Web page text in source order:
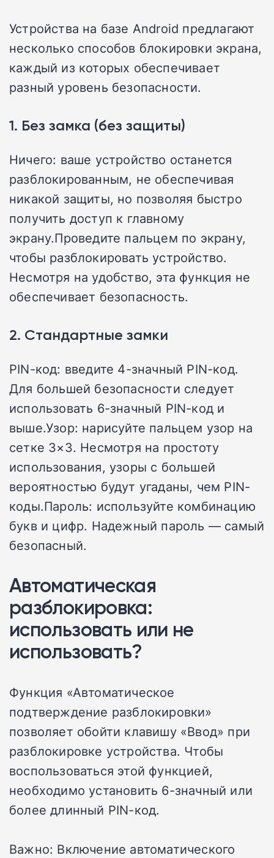
Устройства на базе Android предлагают
несколько способов блокировки экрана,
каждый из которых обеспечивает
разный уровень безопасности.
1. Без замка (без защиты)
Ничего: ваше устройство останется
разблокированным, не обеспечивая
никакой защиты, но позволяя быстро
получить доступ к главному
экрану.Проведите пальцем по экрану,
чтобы разблокировать устройство.
Несмотря на удобство, эта функция не
обеспечивает безопасность.
2. Стандартные замки
PIN-код: введите 4-значный PIN-код.
Для большей безопасности следует
использовать 6-значный PIN-код и
выше.Узор: нарисуйте пальцем узор на
сетке 3×3. Несмотря на простоту
использования, узоры с большей
вероятностью будут угаданы, чем PIN-
коды.Пароль: используйте комбинацию
букв и цифр. Надежный пароль — самый
безопасный.
Автоматическая
разблокировка:
использовать или не
использовать?
Функция «Автоматическое
подтверждение разблокировки»
позволяет обойти клавишу «Ввод» при
разблокировке устройства. Чтобы
воспользоваться этой функцией,
необходимо установить 6-значный или
более длинный PIN-код.
Важно: Включение автоматического